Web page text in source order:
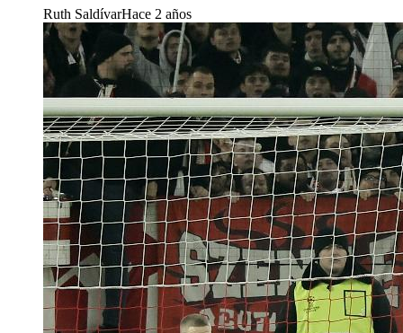
Ruth SaldívarHace 2 años